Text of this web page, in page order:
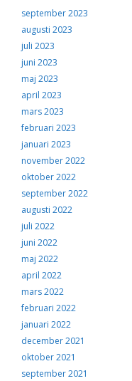
september 2023
augusti 2023
juli 2023
juni 2023
maj 2023
april 2023
mars 2023
februari 2023
januari 2023
november 2022
oktober 2022
september 2022
augusti 2022
juli 2022
juni 2022
maj 2022
april 2022
mars 2022
februari 2022
januari 2022
december 2021
oktober 2021
september 2021